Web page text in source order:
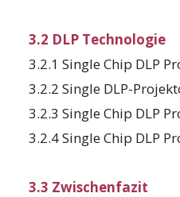
3.2 DLP Technologie
3.2.1 Single Chip DLP
3.2.2 Single DLP-
3.2.3 Single Chip DLP
3.2.4 Single Chip DLP
3.3 Zwischenfazit